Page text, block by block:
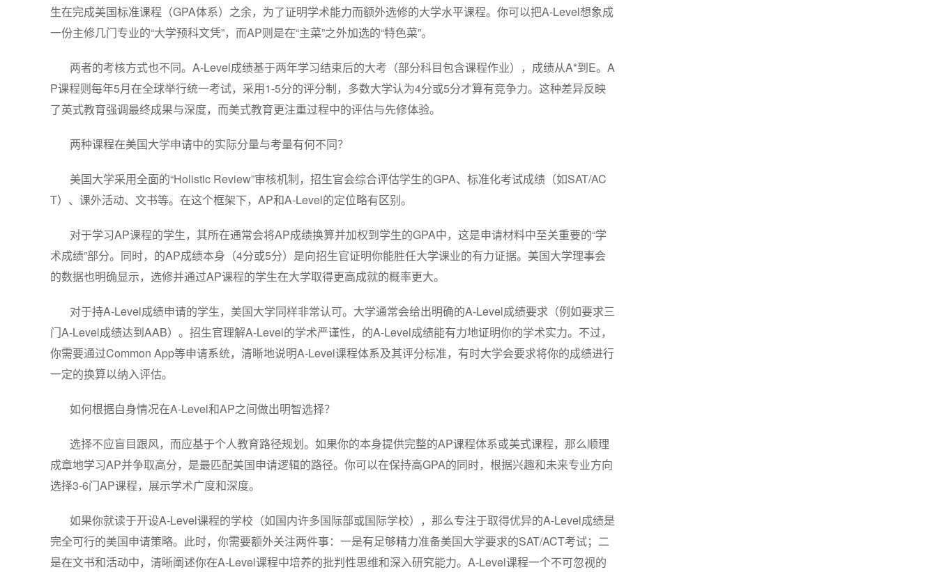
生在完成美国标准课程（GPA体系）之余，为了证明学术能力而额外选修的大学水平课程。你可以把A-Level想象成
一份主修几门专业的“大学预科文凭”，而AP则是在“主菜”之外加选的“特色菜”。
两者的考核方式也不同。A-Level成绩基于两年学习结束后的大考（部分科目包含课程作业），成绩从A*到E。A
P课程则每年5月在全球举行统一考试，采用1-5分的评分制，多数大学认为4分或5分才算有竞争力。这种差异反映
了英式教育强调最终成果与深度，而美式教育更注重过程中的评估与先修体验。
两种课程在美国大学申请中的实际分量与考量有何不同？
美国大学采用全面的“Holistic Review”审核机制，招生官会综合评估学生的GPA、标准化考试成绩（如SAT/AC
T）、课外活动、文书等。在这个框架下，AP和A-Level的定位略有区别。
对于学习AP课程的学生，其所在通常会将AP成绩换算并加权到学生的GPA中，这是申请材料中至关重要的“学
术成绩”部分。同时，的AP成绩本身（4分或5分）是向招生官证明你能胜任大学课业的有力证据。美国大学理事会
的数据也明确显示，选修并通过AP课程的学生在大学取得更高成就的概率更大。
对于持A-Level成绩申请的学生，美国大学同样非常认可。大学通常会给出明确的A-Level成绩要求（例如要求三
门A-Level成绩达到AAB）。招生官理解A-Level的学术严谨性，的A-Level成绩能有力地证明你的学术实力。不过，
你需要通过Common App等申请系统，清晰地说明A-Level课程体系及其评分标准，有时大学会要求将你的成绩进行
一定的换算以纳入评估。
如何根据自身情况在A-Level和AP之间做出明智选择？
选择不应盲目跟风，而应基于个人教育路径规划。如果你的本身提供完整的AP课程体系或美式课程，那么顺理
成章地学习AP并争取高分，是最匹配美国申请逻辑的路径。你可以在保持高GPA的同时，根据兴趣和未来专业方向
选择3-6门AP课程，展示学术广度和深度。
如果你就读于开设A-Level课程的学校（如国内许多国际部或国际学校），那么专注于取得优异的A-Level成绩是
完全可行的美国申请策略。此时，你需要额外关注两件事：一是有足够精力准备美国大学要求的SAT/ACT考试；二
是在文书和活动中，清晰阐述你在A-Level课程中培养的批判性思维和深入研究能力。A-Level课程一个不可忽视的